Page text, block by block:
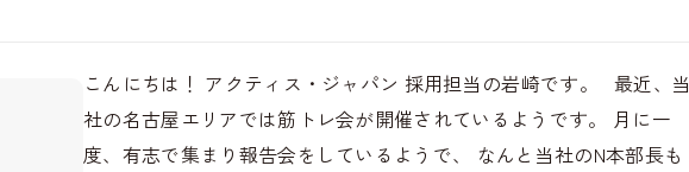
こんにちは！ アクティス・ジャパン 採用担当の岩崎です。 最近、当
社の名古屋エリアでは筋トレ会が開催されているようです。 月に一
度、有志で集まり報告会をしているようで、 なんと当社のN本部長も